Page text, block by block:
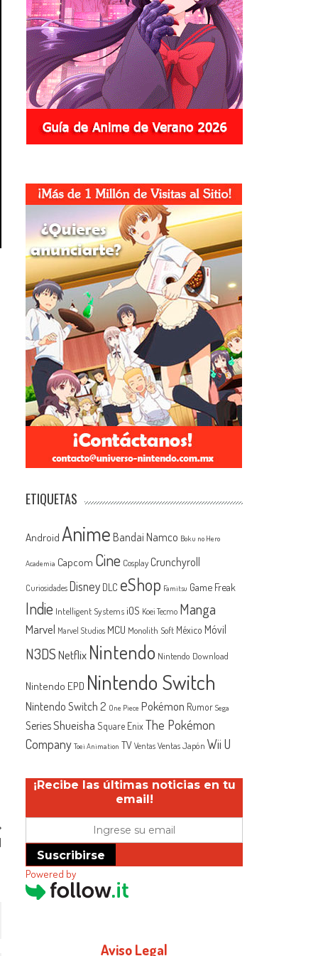
ETIQUETAS
Android Anime Bandai Namco Boku no Hero
Academia Capcom Cine Cosplay Crunchyroll
Curiosidades Disney DLC eShop Famitsu Game Freak
Indie Intelligent Systems iOS Koei Tecmo Manga
Marvel Marvel Studios MCU Monolith Soft México Móvil
N3DSNetflix Nintendo Nintendo Download
Nintendo EPD Nintendo Switch
Nintendo Switch 2 One Piece Pokémon Rumor Sega
SeriesShueisha Square EnixThe Pokémon
Company Toei Animation TV Ventas Ventas Japón Wii U
¡Recibe las últimas noticias en tu
email!
Suscribirse
Powered by
Aviso Legal